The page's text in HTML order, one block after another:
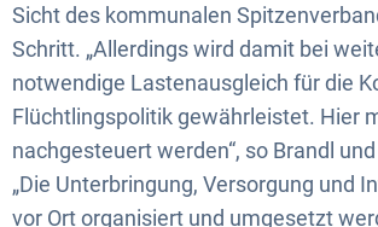
Sicht des kommunalen
Schritt. „Allerdings wird damit bei
notwendige Lastenausgleich für die
Flüchtlingspolitik gewährleistet. Hier
nachgesteuert werden“, so Brandl
„Die Unterbringung, Versorgung und
vor Ort organisiert und umgesetzt